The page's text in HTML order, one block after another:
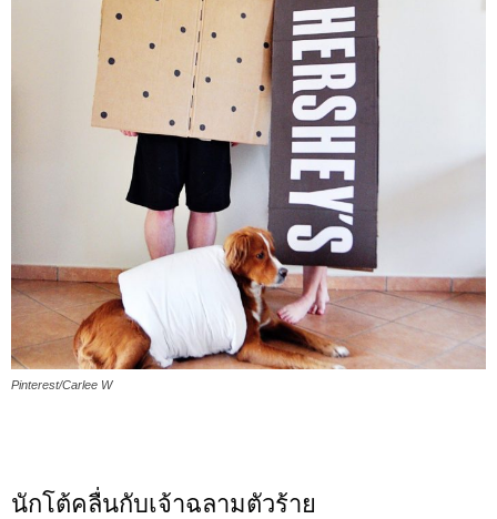
Pinterest/Carlee W
นักโต้คลื่นกับเจ้าฉลามตัวร้าย